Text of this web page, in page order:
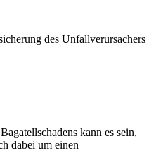
des Unfallverursachers
kann es sein,
dabei um einen